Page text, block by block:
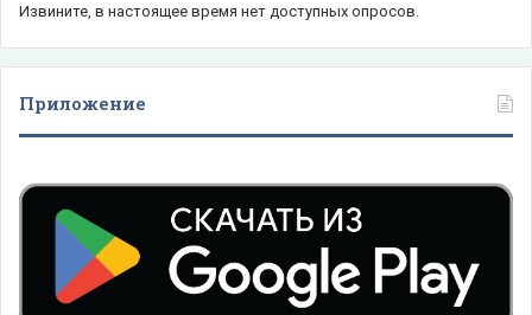
Извините, в настоящее время нет доступных опросов.
Приложение